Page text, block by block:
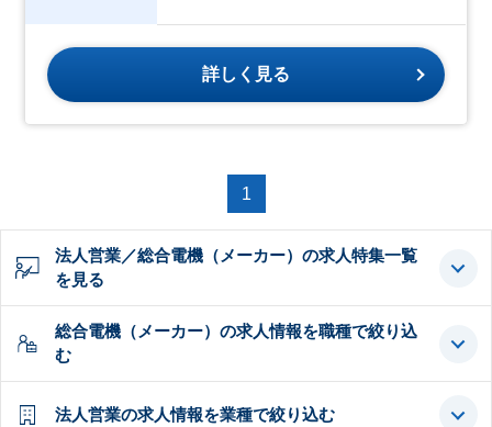
詳しく見る
1
法人営業／総合電機（メーカー）の求人特集一覧
を見る
総合電機（メーカー）の求人情報を職種で絞り込
む
法人営業の求人情報を業種で絞り込む